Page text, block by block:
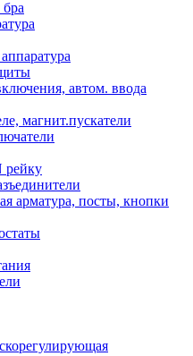
автом. ввода
магнит.пускатели
рейку
арматура, посты, кнопки